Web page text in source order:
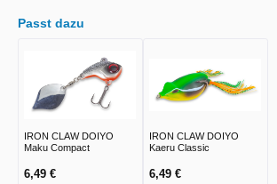
Passt dazu
IRON CLAW DOIYO
Maku Compact
6,49 €
IRON CLAW DOIYO
Kaeru Classic
6,49 €